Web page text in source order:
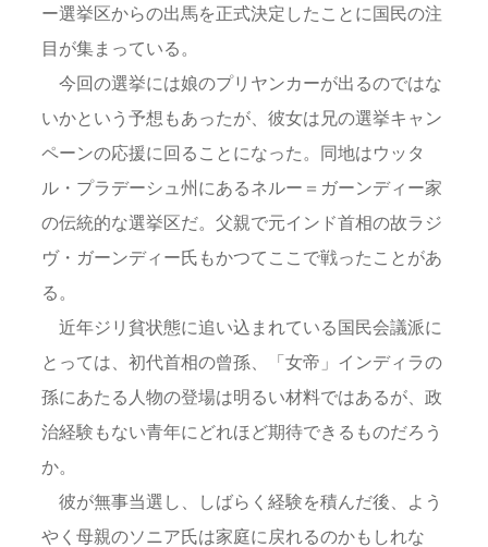
ー選挙区からの出馬を正式決定したことに国民の注
目が集まっている。
今回の選挙には娘のプリヤンカーが出るのではな
いかという予想もあったが、彼女は兄の選挙キャン
ペーンの応援に回ることになった。同地はウッタ
ル・プラデーシュ州にあるネルー＝ガーンディー家
の伝統的な選挙区だ。父親で元インド首相の故ラジ
ヴ・ガーンディー氏もかつてここで戦ったことがあ
る。
近年ジリ貧状態に追い込まれている国民会議派に
とっては、初代首相の曾孫、「女帝」インディラの
孫にあたる人物の登場は明るい材料ではあるが、政
治経験もない青年にどれほど期待できるものだろう
か。
彼が無事当選し、しばらく経験を積んだ後、よう
やく母親のソニア氏は家庭に戻れるのかもしれな